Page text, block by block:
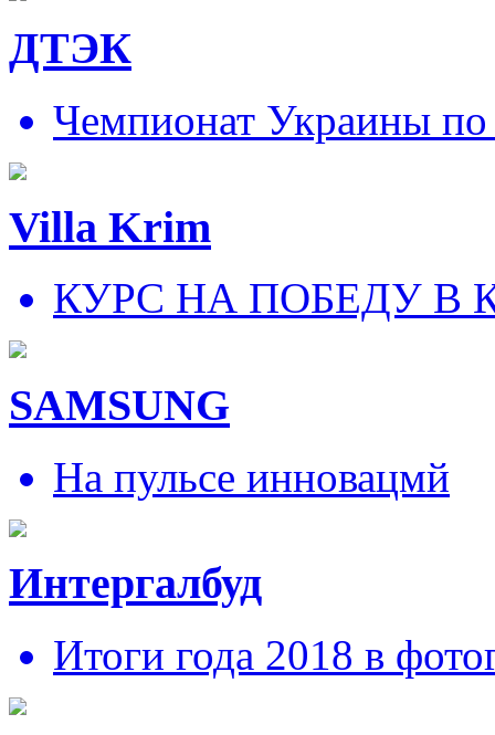
ДТЭК
Чемпионат Украины
Villa Krim
КУРС НА ПОБЕДУ В
SAMSUNG
На пульсе инновацмй
Интергалбуд
Итоги года 2018 в